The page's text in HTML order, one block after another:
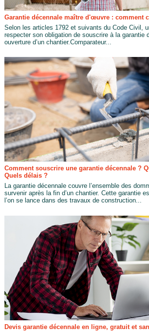
Garantie décennale maître d'œuvre : comment
Selon les articles 1792 et suivants du Code Civil,
respecter son obligation de souscrire à la garantie
ouverture d’un chantier.Comparateur...
Comment souscrire une garantie décennale ?
Quels délais ?
La garantie décennale couvre l’ensemble des
survenir après la fin d’un chantier. Cette garantie
l’on se lance dans des travaux de construction...
Devis garantie décennale en ligne, gratuit et